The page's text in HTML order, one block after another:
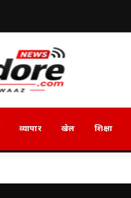
व्यापार खेल शिक्षा